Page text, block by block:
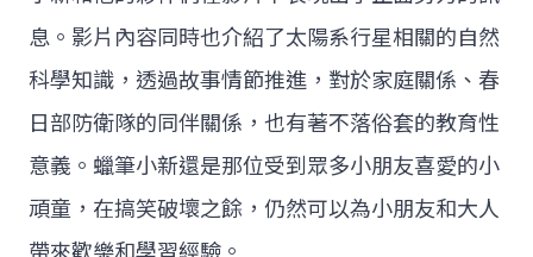
息。影片內容同時也介紹了太陽系行星相關的自然
科學知識，透過故事情節推進，對於家庭關係、春
日部防衛隊的同伴關係，也有著不落俗套的教育性
意義。蠟筆小新還是那位受到眾多小朋友喜愛的小
頑童，在搞笑破壞之餘，仍然可以為小朋友和大人
帶來歡樂和學習經驗。